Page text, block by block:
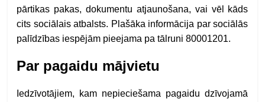
pārtikas pakas, dokumentu atjaunošana, vai vēl kāds
cits sociālais atbalsts. Plašāka informācija par sociālās
palīdzības iespējām pieejama pa tālruni 80001201.
Par pagaidu mājvietu
Iedzīvotājiem, kam nepieciešama pagaidu dzīvojamā